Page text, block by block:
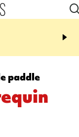
10:33
l’enfance - une
paddle